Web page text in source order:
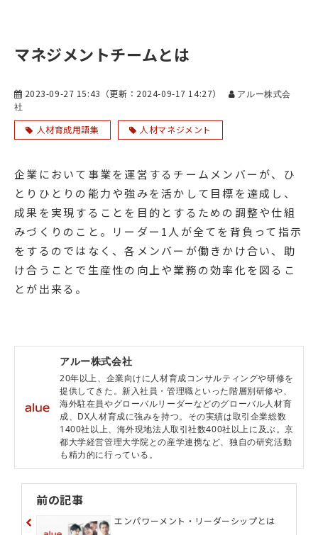
マネジメントチームとは
2023-09-27 15:43 （更新： 2024-09-17 14:27）
アルー株式会
社
人材育成用語集
人材マネジメント
企業において事業を運営するチームメンバーが、ひ
とりひとりの能力や強みを活かして目標を達成し、
成果を実現することを目的とするための調整や仕組
みづくりのこと。リーダー1人が全てを背負って指示
をするのではなく、各メンバーが働きかけ合い、助
け合うことで生産性の向上や業務の効率化を図るこ
とが出来る。
アルー株式会社
20年以上、企業向けに人材育成コンサルティングや研修を
提供してきた。新入社員・管理職といった階層別研修や、
海外駐在員やグローバルリーダーなどのグローバル人材育
成、DX人材育成に強みを持つ。その実績は取引企業総数
1400社以上、海外現地法人取引社数400社以上に及ぶ。京
都大学経営管理大学院との産学連携など、独自の研究活動
も精力的に行っている。
前の記事
エンパワーメント・リーダーシップとは